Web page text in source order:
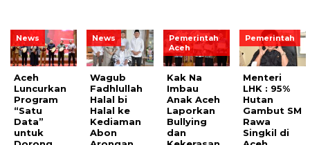
News
Aceh
Luncurkan
Program
“Satu
Data”
untuk
News
Wagub
Fadhlullah
Halal bi
Halal ke
Kediaman
Abon
Pemerintah
Aceh
Kak Na
Imbau
Anak Aceh
Laporkan
Bullying
dan
Pemerintah
Menteri
LHK : 95%
Hutan
Gambut SM
Rawa
Singkil di